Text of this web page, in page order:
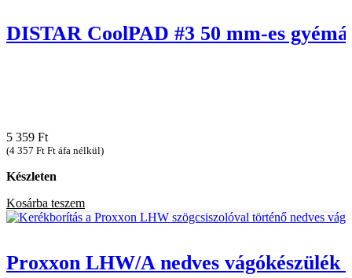
DISTAR CoolPAD #3 50 mm-es
5 359 Ft
(4 357 Ft Ft áfa nélkül)
Készleten
Kosárba teszem
Proxxon LHW/A nedves vágókészülék